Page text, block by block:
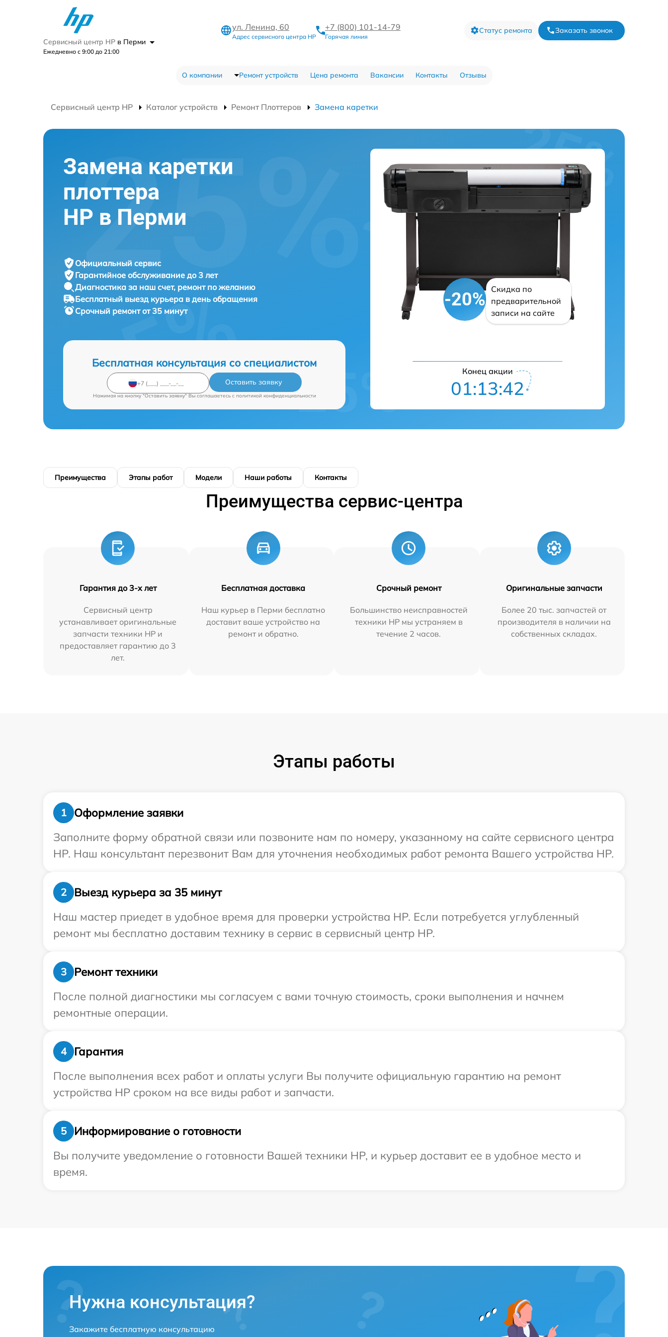
Сервисный центр HP в Перми
Ежедневно с 9:00 до 21:00
ул. Ленина, 60
Адрес сервисного центра HP
+7 (800) 101-14-79
Горячая линия
Статус ремонта Заказать звонок
О компании Ремонт устройств Цена ремонта Вакансии Контакты Отзывы
Сервисный центр HP Каталог устройств Ремонт Плоттеров Замена каретки
Замена каретки
плоттера
HP в Перми
Официальный сервис
Гарантийное обслуживание до 3 лет
Диагностика за наш счет, ремонт по желанию
Бесплатный выезд курьера в день обращения
Срочный ремонтот 35 минут
Бесплатная консультация со специалистом
Оставить заявку
Нажимая на кнопку "Оставить заявку" Вы соглашаетесь c политикой конфиденциальности
-20%
Скидка по
предварительной
записи на сайте
Конец акции
01:13:41
Преимущества Этапы работ Модели Наши работы Контакты
Преимущества сервис-центра
Гарантия до 3-х лет
Сервисный центр
устанавливает оригинальные
запчасти техники HP и
предоставляет гарантию до 3
лет.
Бесплатная доставка
Наш курьер в Перми бесплатно
доставит ваше устройство на
ремонт и обратно.
Срочный ремонт
Большинство неисправностей
техники HP мы устраняем в
течение 2 часов.
Оригинальные запчасти
Более 20 тыс. запчастей от
производителя в наличии на
собственных складах.
Этапы работы
1
Оформление заявки
Заполните форму обратной связи или позвоните нам по номеру, указанному на сайте сервисного центра
HP. Наш консультант перезвонит Вам для уточнения необходимых работ ремонта Вашего устройства HP.
2
Выезд курьера за 35 минут
Наш мастер приедет в удобное время для проверки устройства HP. Если потребуется углубленный
ремонт мы бесплатно доставим технику в сервис в сервисный центр HP.
3
Ремонт техники
После полной диагностики мы согласуем с вами точную стоимость, сроки выполнения и начнем
ремонтные операции.
4
Гарантия
После выполнения всех работ и оплаты услуги Вы получите официальную гарантию на ремонт
устройства HP сроком на все виды работ и запчасти.
5
Информирование о готовности
Вы получите уведомление о готовности Вашей техники HP, и курьер доставит ее в удобное место и
время.
Нужна консультация?
Закажите бесплатную консультацию